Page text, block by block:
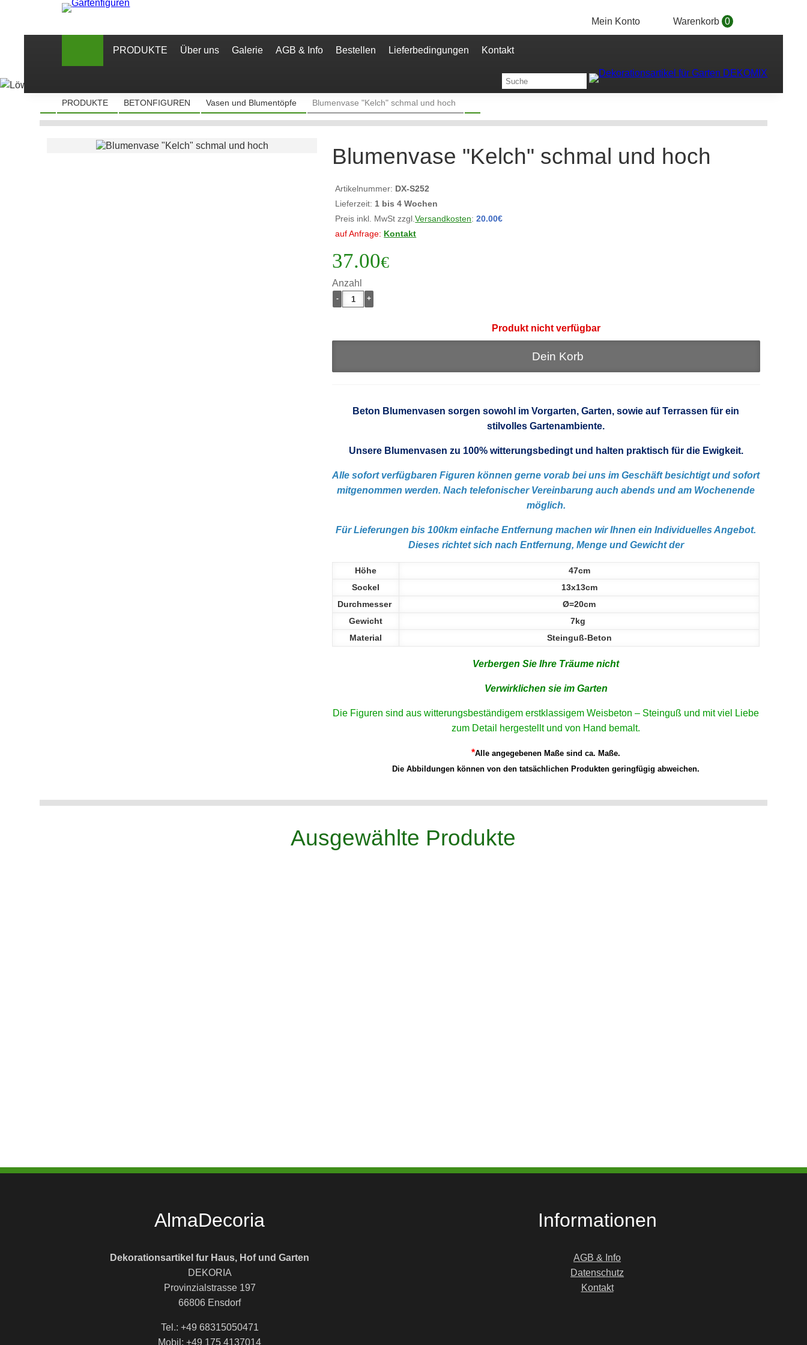
Warenkorb 0
Mein Konto
PRODUKTE Über uns Galerie AGB & Info Bestellen Lieferbedingungen Kontakt
PRODUKTE BETONFIGUREN Vasen und Blumentöpfe Blumenvase "Kelch" schmal und hoch
Blumenvase "Kelch" schmal und hoch
Artikelnummer: DX-S252
Lieferzeit: 1 bis 4 Wochen
Preis inkl. MwSt zzgl.Versandkosten:20.00€
auf Anfrage: Kontakt
37.00€
Anzahl
- +
Produkt nicht verfügbar
Dein Korb
Beton Blumenvasen sorgen sowohl im Vorgarten, Garten, sowie auf Terrassen für ein
stilvolles Gartenambiente.
Unsere Blumenvasen zu 100% witterungsbedingt und halten praktisch für die Ewigkeit.
Alle sofort verfügbaren Figuren können gerne vorab bei uns im Geschäft besichtigt und sofort
mitgenommen werden. Nach telefonischer Vereinbarung auch abends und am Wochenende
möglich.
Für Lieferungen bis 100km einfache Entfernung machen wir Ihnen ein Individuelles Angebot.
Dieses richtet sich nach Entfernung, Menge und Gewicht der
Höhe
47cm
Sockel
13x13cm
Durchmesser
Ø=20cm
Gewicht
7kg
Material
Steinguß-Beton
Verbergen Sie Ihre Träume nicht
Verwirklichen sie im Garten
Die Figuren sind aus witterungsbeständigem erstklassigem Weisbeton – Steinguß und mit viel Liebe
zum Detail hergestellt und von Hand bemalt.
*Alle angegebenen Maße sind ca. Maße.
Die Abbildungen können von den tatsächlichen Produkten geringfügig abweichen.
Ausgewählte Produkte
AlmaDecoria
Dekorationsartikel fur Haus, Hof und Garten
DEKORIA
Provinzialstrasse 197
66806 Ensdorf
Tel.: +49 68315050471
Mobil: +49 175 4137014
Informationen
AGB & Info
Datenschutz
Kontakt